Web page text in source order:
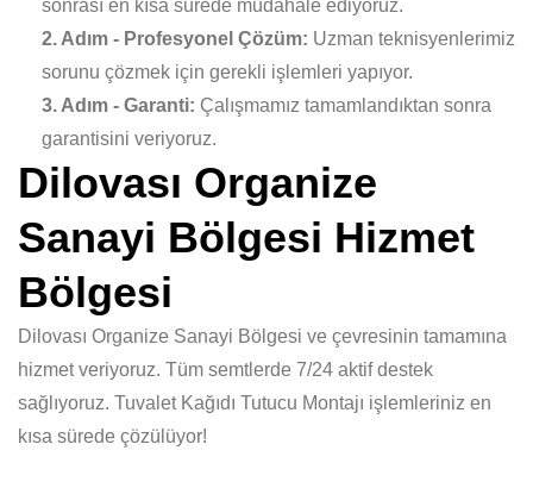
sonrası en kısa sürede müdahale ediyoruz.
2. Adım - Profesyonel Çözüm: Uzman teknisyenlerimiz
sorunu çözmek için gerekli işlemleri yapıyor.
3. Adım - Garanti: Çalışmamız tamamlandıktan sonra
garantisini veriyoruz.
Dilovası Organize
Sanayi Bölgesi Hizmet
Bölgesi
Dilovası Organize Sanayi Bölgesi ve çevresinin tamamına
hizmet veriyoruz. Tüm semtlerde 7/24 aktif destek
sağlıyoruz. Tuvalet Kağıdı Tutucu Montajı işlemleriniz en
kısa sürede çözülüyor!